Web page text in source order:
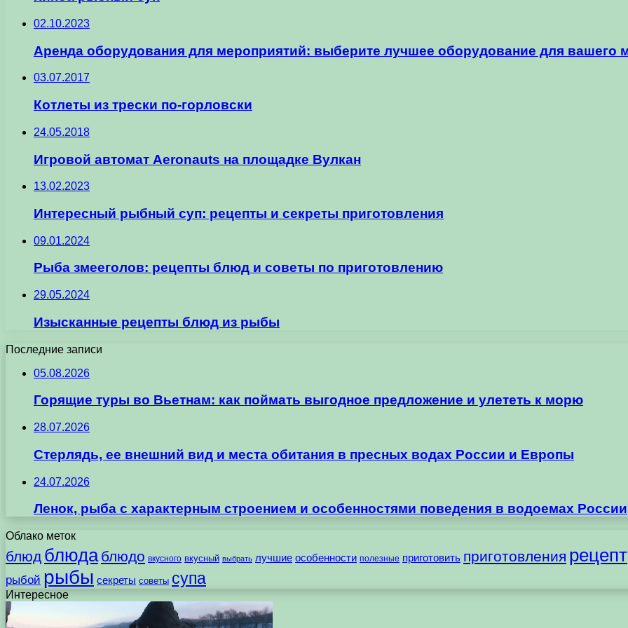
02.10.2023
Аренда оборудования для мероприятий: выберите лучшее оборудование для вашего
03.07.2017
Котлеты из трески по-горловски
24.05.2018
Игровой автомат Aeronauts на площадке Вулкан
13.02.2023
Интересный рыбный суп: рецепты и секреты приготовления
09.01.2024
Рыба змееголов: рецепты блюд и советы по приготовлению
29.05.2024
Изысканные рецепты блюд из рыбы
Последние записи
05.08.2026
Горящие туры во Вьетнам: как поймать выгодное предложение и улететь к морю
28.07.2026
Стерлядь, ее внешний вид и места обитания в пресных водах России и Европы
24.07.2026
Ленок, рыба с характерным строением и особенностями поведения в водоемах России
Облако меток
блюд блюда блюдо вкусного вкусный выбрать лучшие особенности полезные приготовить приготовления рецепт
рыбой рыбы секреты советы супа
Интересное